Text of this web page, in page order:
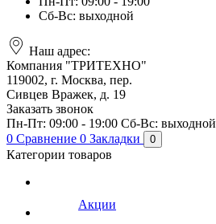
Сб-Вс: выходной
Наш адрес:
Компания "ТРИТЕХНО"
119002, г. Москва, пер.
Сивцев Вражек, д. 19
Заказать звонок
Пн-Пт: 09:00 - 19:00 Сб-Вс: выходной
0 Сравнение 0 Закладки 0
Категории товаров
Акции